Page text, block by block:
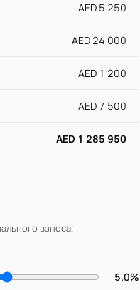
AED 5 250
AED 24 000
AED 1 200
AED 7 500
AED 1 285 950
взноса.
5.0%